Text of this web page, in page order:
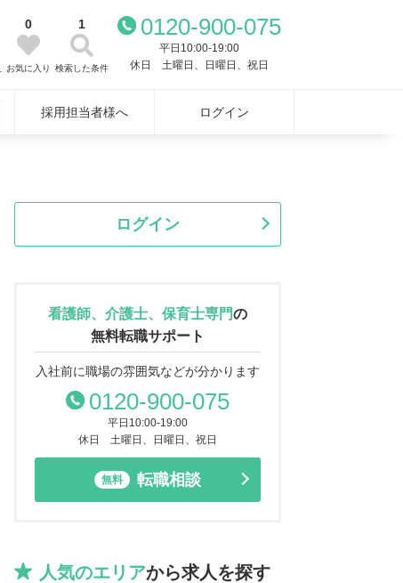
0
お気に入り
1
検索した条件
0120-900-075
平日10:00-19:00
休日 土曜日、日曜日、祝日
採用担当者様へ ログイン
ログイン
看護師、介護士、保育士専門の
無料転職サポート
入社前に職場の雰囲気などが分かります
0120-900-075
平日10:00-19:00
休日 土曜日、日曜日、祝日
無料 転職相談
人気のエリアから求人を探す